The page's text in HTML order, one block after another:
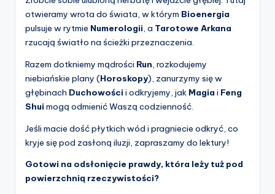
otwieramy wrota do świata, w którym Bioenergia
pulsuje w rytmie Numerologii, a Tarotowe Arkana
rzucają światło na ścieżki przeznaczenia.
Razem dotkniemy mądrości Run, rozkodujemy
niebiańskie plany (Horoskopy), zanurzymy się w
głębinach Duchowości i odkryjemy, jak Magia i Feng
Shui mogą odmienić Waszą codzienność.
Jeśli macie dość płytkich wód i pragniecie odkryć, co
kryje się pod zasłoną iluzji, zapraszamy do lektury!
Gotowi na odsłonięcie prawdy, która leży tuż pod
powierzchnią rzeczywistości?